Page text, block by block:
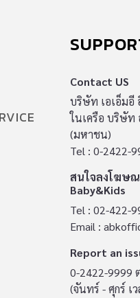
Contact US
บริษัท เอเอ็มอี
ในเครือ บริษัท
(มหาชน)
Tel : 0-2422-
สนใจลงโฆษ
Baby&Kids
Tel : 02-422-
Email :
Report an
0-2422-9999
(จันทร์ - ศุกร์ เ